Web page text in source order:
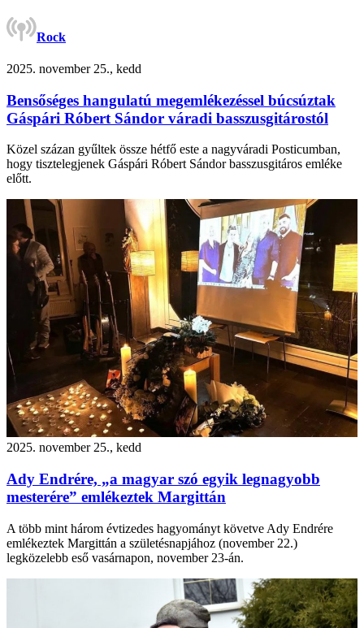
Rock
2025. november 25., kedd
Bensőséges hangulatú megemlékezéssel búcsúztak
Gáspári Róbert Sándor váradi basszusgitárostól
Közel százan gyűltek össze hétfő este a nagyváradi Posticumban,
hogy tisztelegjenek Gáspári Róbert Sándor basszusgitáros emléke
előtt.
2025. november 25., kedd
Ady Endrére, „a magyar szó egyik legnagyobb
mesterére” emlékeztek Margittán
A több mint három évtizedes hagyományt követve Ady Endrére
emlékeztek Margittán a születésnapjához (november 22.)
legközelebb eső vasárnapon, november 23-án.